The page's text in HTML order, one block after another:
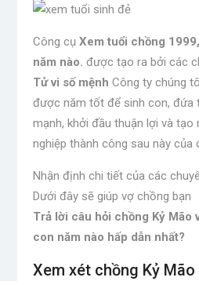
Công cụ Xem tuổi chồng
năm nào. được tạo ra bởi các
Tử vi số mệnh Công ty chúng
được năm tốt để sinh con, đứa
mạnh, khởi đầu thuận lợi và tạo
nghiệp thành công sau này của
Nhận định chi tiết của các
Dưới đây sẽ giúp vợ chồng bạn
Trả lời câu hỏi chồng Kỷ Mão
con năm nào hấp dẫn nhất?
Xem xét chồng Kỷ Mão